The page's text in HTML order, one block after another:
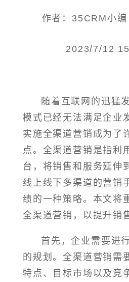
作者：35CRM小
2023/7/12
随着互联网的迅猛
模式已经无法满足企业
实施全渠道营销成为了
点。全渠道营销是指利
台，将销售和服务延伸
线上线下多渠道的营销
绩的一种策略。本文将
全渠道营销，以提升销
首先，企业需要进
的规划。全渠道营销需
特点、目标市场以及竞